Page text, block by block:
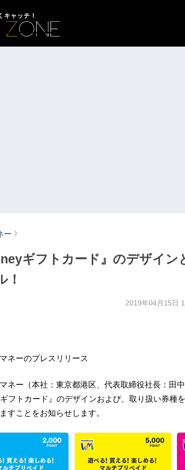
キャッチ！
ー
ギフトカード』のデザイン
！
2019年04月15日
ネーのプレスリリース
ネー（本社：東京都港区、代表取締役社長：田
フトカード』のデザインおよび、取り扱い券種
すことをお知らせします。